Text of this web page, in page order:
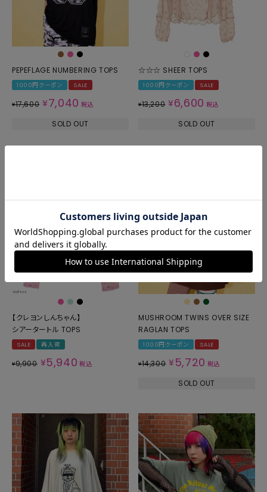
PEPEFLAGE NUMBERING TOPS
1000円クーポン SALE
¥17,600 ¥7,040 税込
SOLD OUT
☆☆☆ SHEER TOPS
1000円クーポン SALE
¥13,200 ¥6,600 税込
SOLD OUT
【クレヨンしんちゃん】
シアータートル TOPS
SALE 再入荷
¥9,900 ¥5,940 税込
MUSHROOM TWINS OVER SIZE
RAGLAN TOPS
1000円クーポン SALE
¥14,300 ¥ 5,720 税込
SOLD OUT